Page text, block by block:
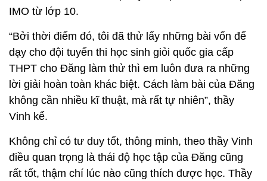
IMO từ lớp 10.
“Bởi thời điểm đó, tôi đã thử lấy những bài vốn để
dạy cho đội tuyển thi học sinh giỏi quốc gia cấp
THPT cho Đăng làm thử thì em luôn đưa ra những
lời giải hoàn toàn khác biệt. Cách làm bài của Đăng
không cần nhiều kĩ thuật, mà rất tự nhiên”, thầy
Vinh kể.
Không chỉ có tư duy tốt, thông minh, theo thầy Vinh
điều quan trọng là thái độ học tập của Đăng cũng
rất tốt, thậm chí lúc nào cũng thích được học. Thầy